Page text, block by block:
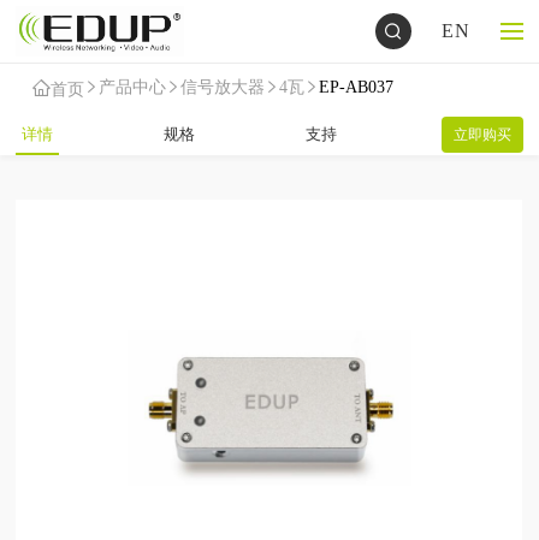
EN
首页 产品中心 信号放大器 4瓦 EP-AB037
详情 规格 支持 立即购买